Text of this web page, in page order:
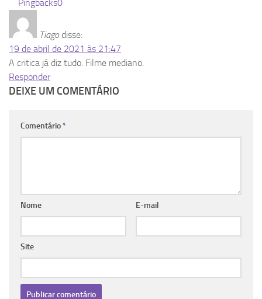
Pingbacks0
Tiago disse:
19 de abril de 2021 às 21:47
A critica já diz tudo. Filme mediano.
Responder
DEIXE UM COMENTÁRIO
Comentário *
E-mail
Nome
Site